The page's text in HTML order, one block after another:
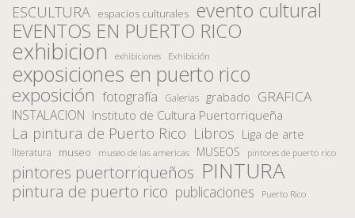
ESCULTURA espacios culturales evento cultural
EVENTOS EN PUERTO RICO
exhibicion exhibiciones Exhibición
exposiciones en puerto rico
exposición fotografía Galerias grabado GRAFICA
INSTALACION Instituto de Cultura Puertorriqueña
La pintura de Puerto Rico Libros Liga de arte
literatura museo museo de las americas MUSEOS pintores de puerto rico
pintores puertorriqueños PINTURA
pintura de puerto rico publicaciones Puerto Rico